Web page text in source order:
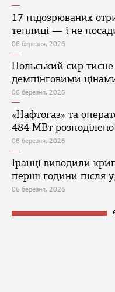
17 підозрюваних
теплиці — і не
06 березня, 2026
Польський сир тисне
демпінговими
06 березня, 2026
«Нафтогаз» та
484 МВт
06 березня, 2026
Іранці виводили
перші години після
06 березня, 2026